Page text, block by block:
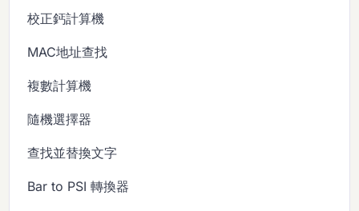
校正鈣計算機
MAC地址查找
複數計算機
隨機選擇器
查找並替換文字
Bar to PSI 轉換器